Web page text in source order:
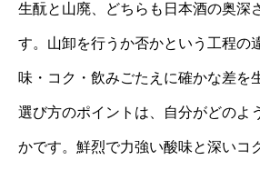
生酛と山廃、どちらも日本酒の奥深
す。山卸を行うか否かという工程の
味・コク・飲みごたえに確かな差を
選び方のポイントは、自分がどのよ
かです。鮮烈で力強い酸味と深いコ